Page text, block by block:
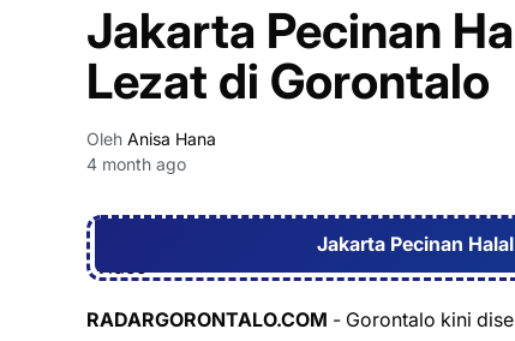
Jakarta Pecinan
Lezat di Gorontalo
Oleh Anisa Hana
4 month ago
Jakarta Pecinan
RADARGORONTALO.COM - Gorontalo kini